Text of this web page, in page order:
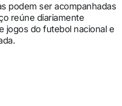
podem ser acompanhadas
reúne diariamente
jogos do futebol nacional e